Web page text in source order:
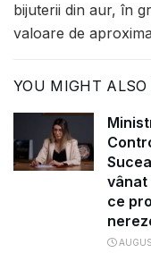
bijuterii din aur, în
valoare de
YOU MIGHT ALSO
vânat
ce